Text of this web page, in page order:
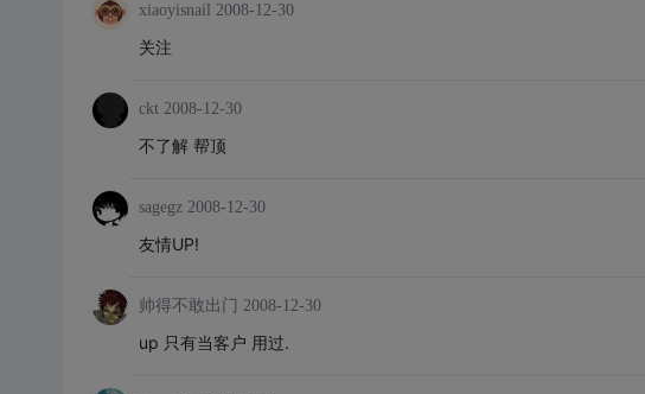
xiaoyisnail 2008-12-30
关注
ckt 2008-12-30
不了解 帮顶
sagegz 2008-12-30
友情UP!
帅得不敢出门 2008-12-30
up 只有当客户 用过.